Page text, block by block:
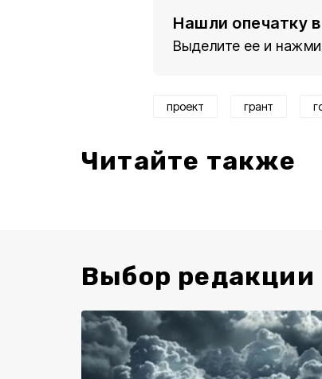
Нашли опечатку
Выделите ее и
проект грант
Читайте также
Выбор редакции